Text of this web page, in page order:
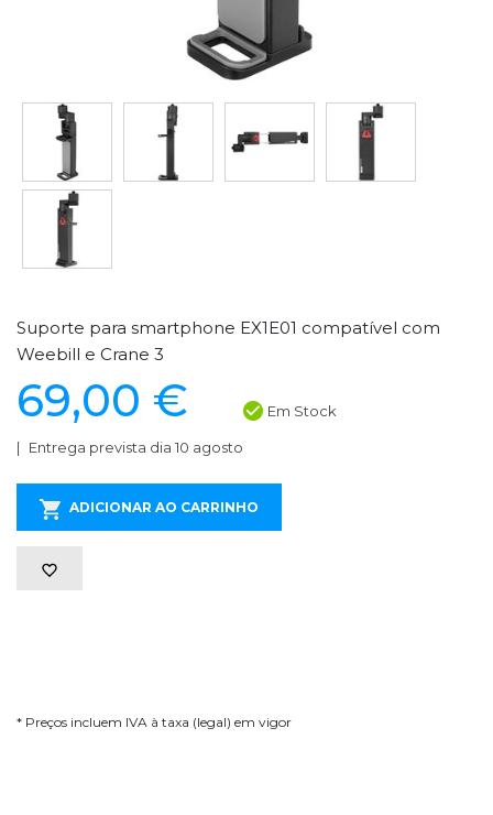
Suporte para smartphone EX1E01 compatível com
Weebill e Crane 3
69,00 € Em Stock
Entrega prevista dia 10 agosto
ADICIONAR AO CARRINHO
* Preços incluem IVA à taxa (legal) em vigor